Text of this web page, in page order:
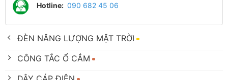
Hotline: 090 682 45 06
ĐÈN NĂNG LƯỢNG MẶT TRỜI
CÔNG TẮC Ổ CẮM